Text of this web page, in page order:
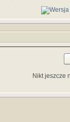
Nikt jeszcze